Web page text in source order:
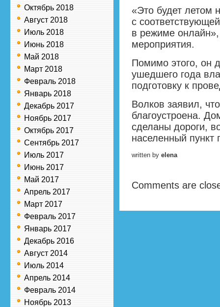
Октябрь 2018
Август 2018
Июль 2018
Июнь 2018
Май 2018
Март 2018
Февраль 2018
Январь 2018
Декабрь 2017
Ноябрь 2017
Октябрь 2017
Сентябрь 2017
Июль 2017
Июнь 2017
Май 2017
Апрель 2017
Март 2017
Февраль 2017
Январь 2017
Декабрь 2016
Август 2014
Июль 2014
Апрель 2014
Февраль 2014
Ноябрь 2013
«Это будет летом
с
в режиме
мероприятия.
Помимо этого, он
ушедшего года
подготовку к
Волков заявил,
благоустроена.
сделаны дороги,
населенный пункт
written by elena
Comments are